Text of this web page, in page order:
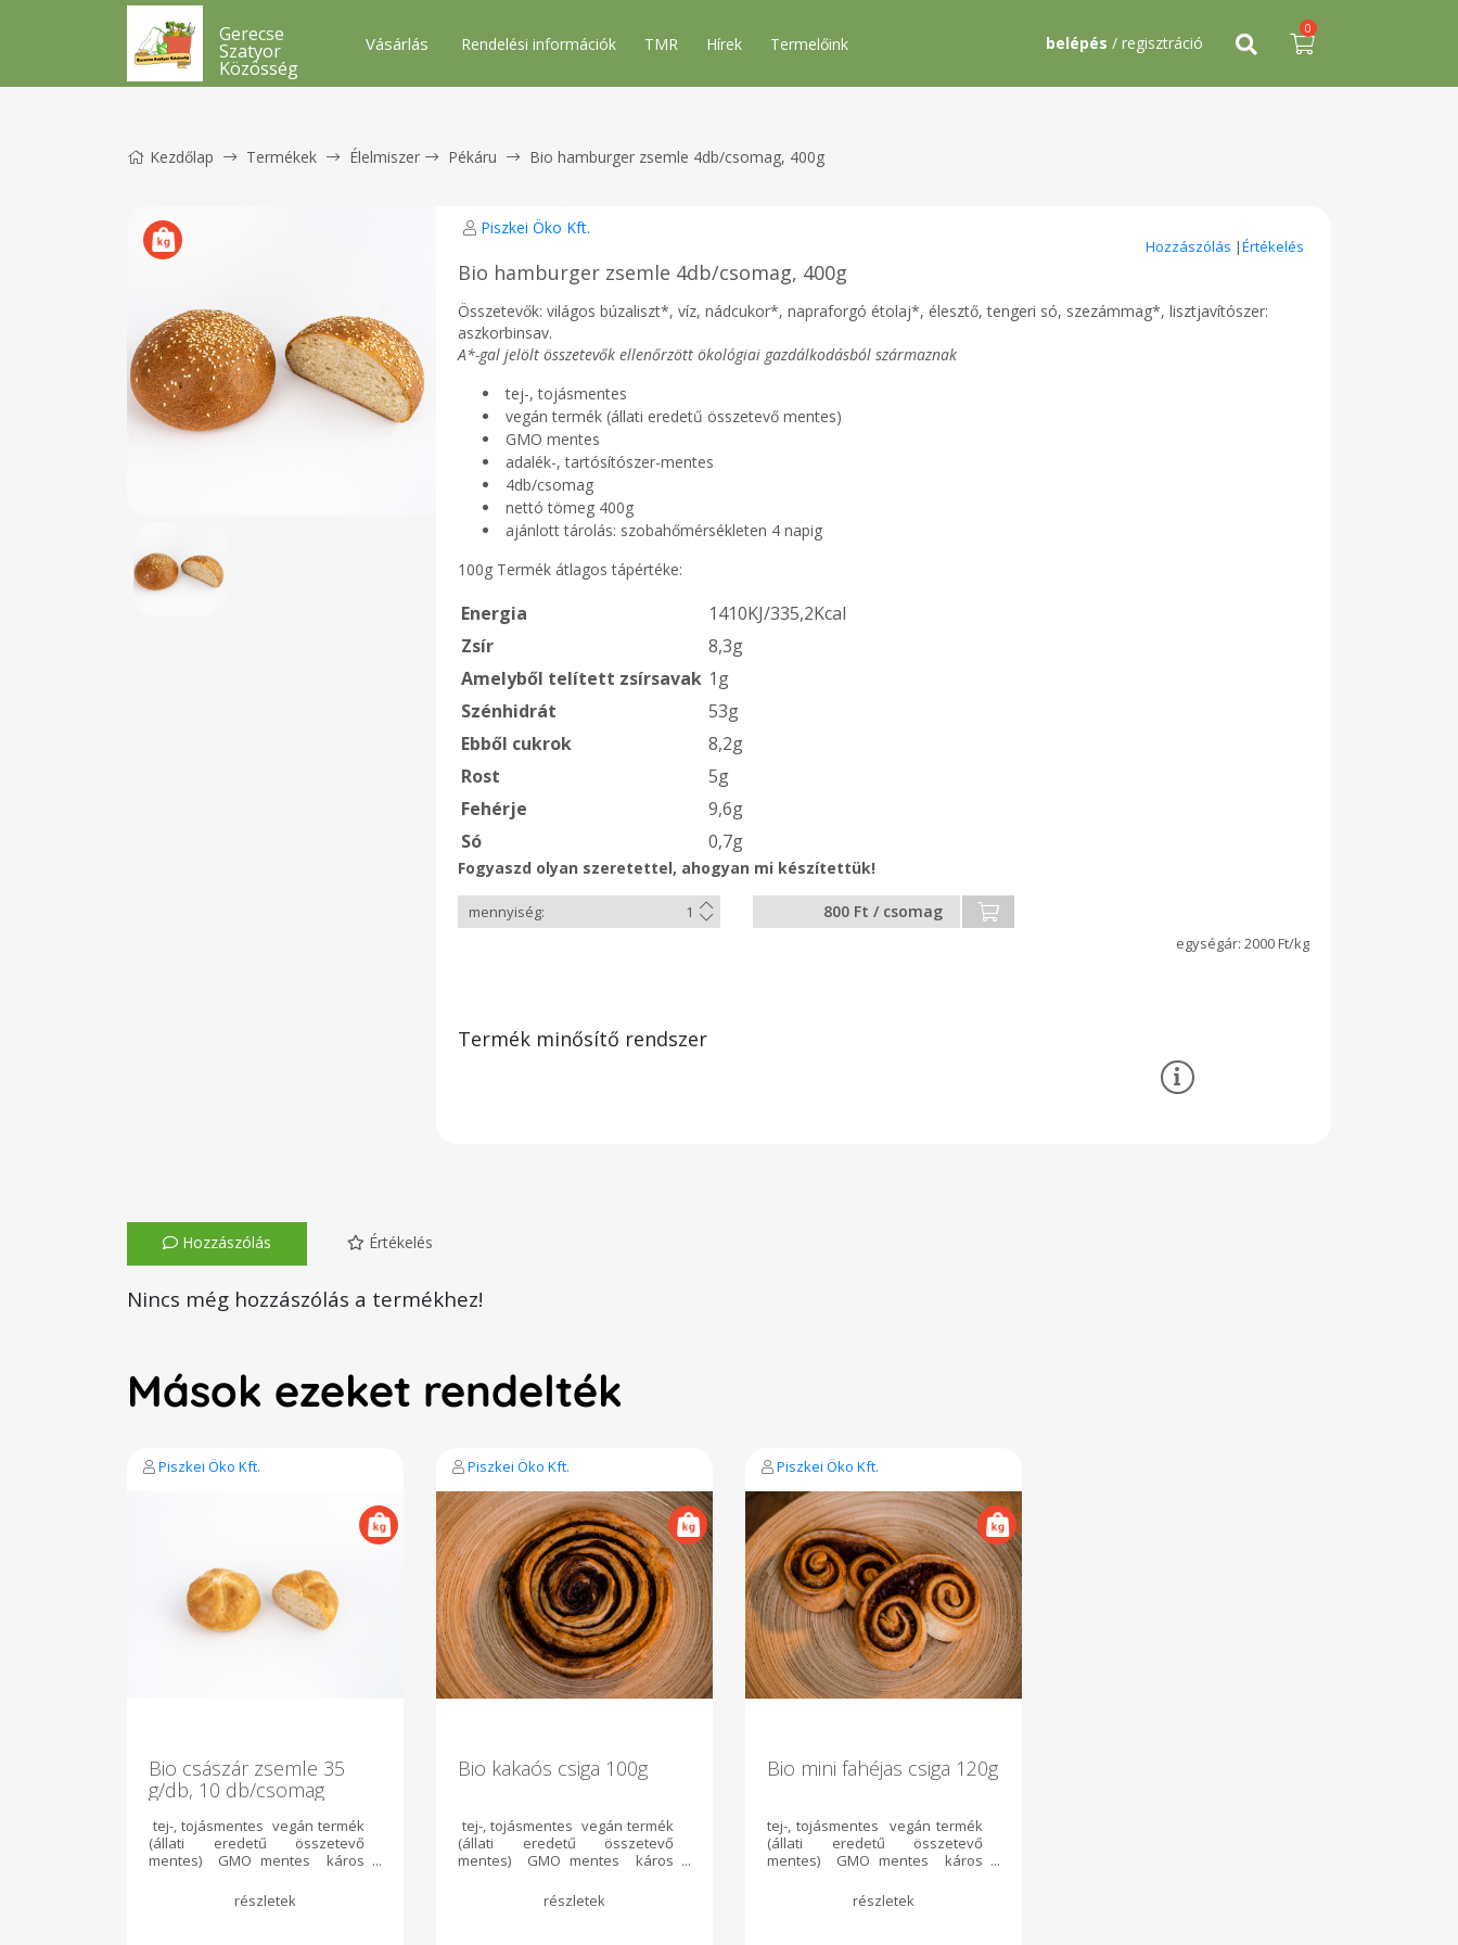
Gerecse
Szatyor
Közösség
Vásárlás Rendelési információk TMR Hírek Termelőink belépés / regisztráció
0
Kezdőlap Termékek Élelmiszer Pékáru Bio hamburger zsemle 4db/csomag, 400g
Piszkei Öko Kft.
Hozzászólás |Értékelés
Bio hamburger zsemle 4db/csomag, 400g
Összetevők: világos búzaliszt*, víz, nádcukor*, napraforgó étolaj*, élesztő, tengeri só, szezámmag*, lisztjavítószer:
aszkorbinsav.
A*-gal jelölt összetevők ellenőrzött ökológiai gazdálkodásból származnak
tej-, tojásmentes
vegán termék (állati eredetű összetevő mentes)
GMO mentes
adalék-, tartósítószer-mentes
4db/csomag
nettó tömeg 400g
ajánlott tárolás: szobahőmérsékleten 4 napig
100g Termék átlagos tápértéke:
Energia
1410KJ/335,2Kcal
Zsír
8,3g
Amelyből telített zsírsavak 1g
Szénhidrát
53g
Ebből cukrok
8,2g
Rost
5g
Fehérje
9,6g
Só
0,7g
Fogyaszd olyan szeretettel, ahogyan mi készítettük!
800 Ft / csomag
2000 Ft/kg
Termék minősítő rendszer
Hozzászólás Értékelés
Nincs még hozzászólás a termékhez!
Mások ezeket rendelték
Piszkei Öko Kft.
Bio császár zsemle 35
g/db, 10 db/csomag
tej-, tojásmentes vegán termék
(állati eredetű összetevő
mentes) GMO mentes káros
10db/csomag nettó tömeg 350g
ajánlott tárolás:
Piszkei Öko Kft.
Bio kakaós csiga 100g
tej-, tojásmentes vegán termék
(állati eredetű összetevő
mentes) GMO mentes káros
nettó tömeg 100g ajánlott
tárolás: szobahőmérsékleten 4
Piszkei Öko Kft.
Bio mini fahéjas csiga 120g
tej-, tojásmentes vegán termék
(állati eredetű összetevő
mentes) GMO mentes káros
nettó tömeg 120g ajánlott
tárolás: szobahőmérsékleten 5